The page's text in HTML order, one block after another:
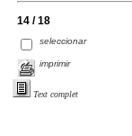
14 / 18
seleccionar
imprimir
Text complet